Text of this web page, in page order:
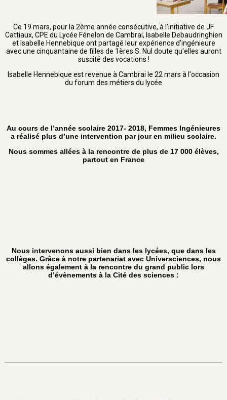
Ce 19 mars, pour la 2ème année consécutive, à l'initiative de JF
Cattiaux, CPE du Lycée Fénelon de Cambrai, Isabelle Debaudringhien
et Isabelle Hennebique ont partagé leur expérience d'ingénieure
avec une cinquantaine de filles de 1ères S. Nul doute qu'elles auront
suscité des vocations !
Isabelle Hennebique est revenue à Cambrai le 22 mars à l'occasion
du forum des métiers du lycée
Au cours de l’année scolaire 2017- 2018, Femmes Ingénieures
a réalisé plus d’une intervention par jour en milieu scolaire.
Nous sommes allées à la rencontre de plus de 17 000 élèves,
partout en France
Nous intervenons aussi bien dans les lycées, que dans les
collèges. Grâce à notre partenariat avec Universciences, nous
allons également à la rencontre du grand public lors
d’évènements à la Cité des sciences :